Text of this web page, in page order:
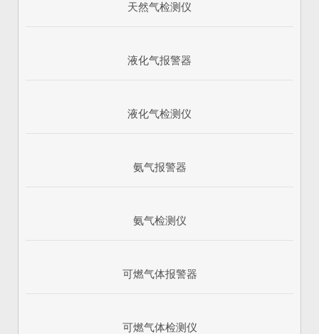
天然气检测仪
液化气报警器
液化气检测仪
氨气报警器
氨气检测仪
可燃气体报警器
可燃气体检测仪